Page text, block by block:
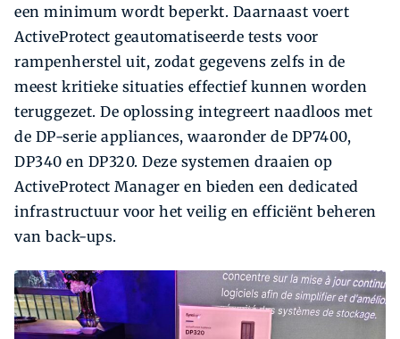
een minimum wordt beperkt. Daarnaast voert
ActiveProtect geautomatiseerde tests voor
rampenherstel uit, zodat gegevens zelfs in de
meest kritieke situaties effectief kunnen worden
teruggezet. De oplossing integreert naadloos met
de DP-serie appliances, waaronder de DP7400,
DP340 en DP320. Deze systemen draaien op
ActiveProtect Manager en bieden een dedicated
infrastructuur voor het veilig en efficiënt beheren
van back-ups.